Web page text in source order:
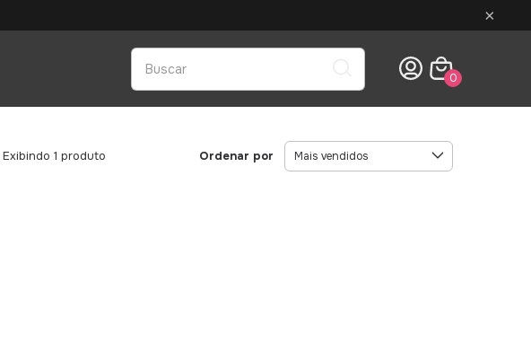
×
0
Exibindo 1 produto Ordenar por